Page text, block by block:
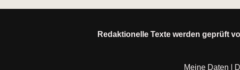
Redaktionelle Texte werden geprüft
Meine Daten